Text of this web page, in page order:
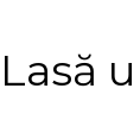
Lasă